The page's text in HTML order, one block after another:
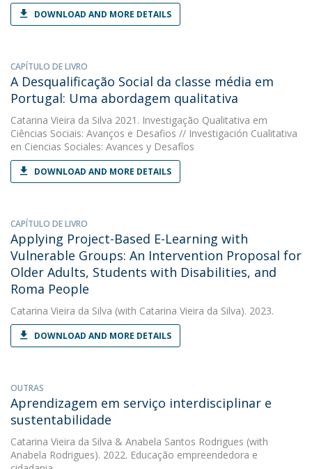
DOWNLOAD AND MORE DETAILS
CAPÍTULO DE LIVRO
A Desqualificação Social da classe média em
Portugal: Uma abordagem qualitativa
Catarina Vieira da Silva 2021. Investigação Qualitativa em
Ciências Sociais: Avanços e Desafios // Investigación Cualitativa
en Ciencias Sociales: Avances y Desafíos
DOWNLOAD AND MORE DETAILS
CAPÍTULO DE LIVRO
Applying Project-Based E-Learning with
Vulnerable Groups: An Intervention Proposal for
Older Adults, Students with Disabilities, and
Roma People
Catarina Vieira da Silva (with Catarina Vieira da Silva). 2023.
DOWNLOAD AND MORE DETAILS
OUTRAS
Aprendizagem em serviço interdisciplinar e
sustentabilidade
Catarina Vieira da Silva & Anabela Santos Rodrigues (with
Anabela Rodrigues). 2022. Educação empreendedora e